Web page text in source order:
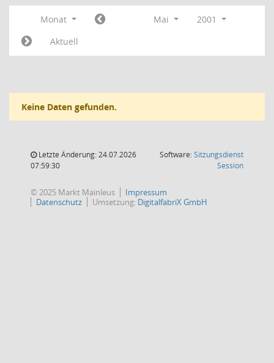
Monat Mai
2001
Aktuell
Keine Daten gefunden.
Letzte Änderung: 24.07.2026
07:59:30
Software:Sitzungsdienst
Session(Wird in
© 2025 Markt Mainleus
Impressum
Datenschutz
Umsetzung: DigitalfabriX GmbH